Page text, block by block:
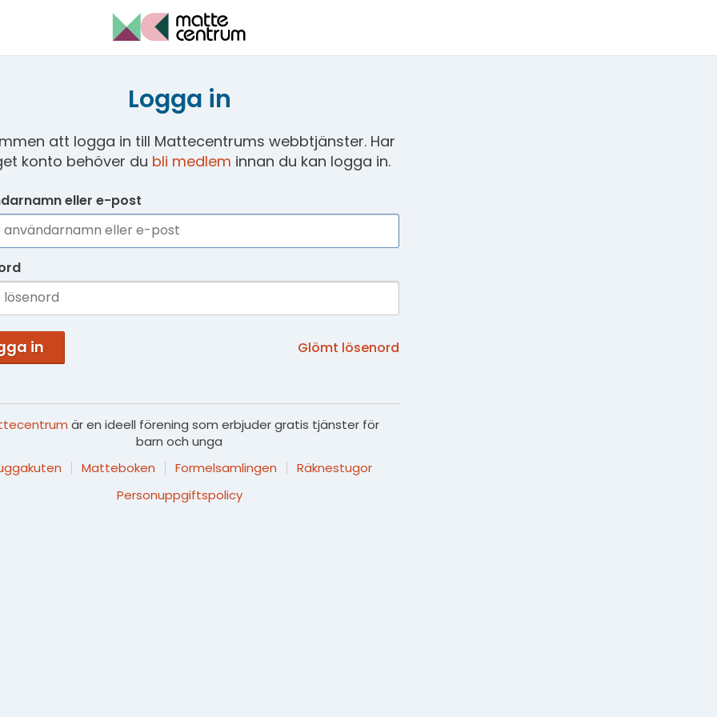
Logga in
att logga in till Mattecentrums webbtjänster. Har
konto behöver du bli medlem innan du kan logga in.
eller e-post
in Glömt lösenord
är en ideell förening som erbjuder gratis tjänster för
barn och unga
Matteboken Formelsamlingen
Räknestugor
Personuppgiftspolicy